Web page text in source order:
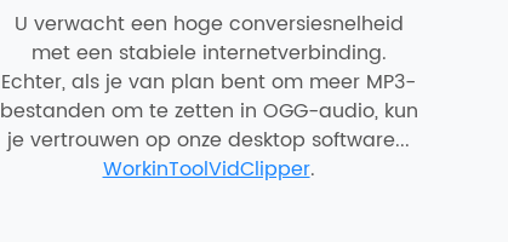
U verwacht een hoge conversiesnelheid
met een stabiele internetverbinding.
Echter, als je van plan bent om meer MP3-
bestanden om te zetten in OGG-audio, kun
je vertrouwen op onze desktop software...
WorkinToolVidClipper.